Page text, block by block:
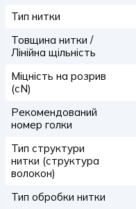
Тип нитки
Товщина нитки /
Лінійна щільність
Міцність на розрив
(сN)
Рекомендований
номер голки
Тип структури
нитки (структура
волокон)
Тип обробки нитки